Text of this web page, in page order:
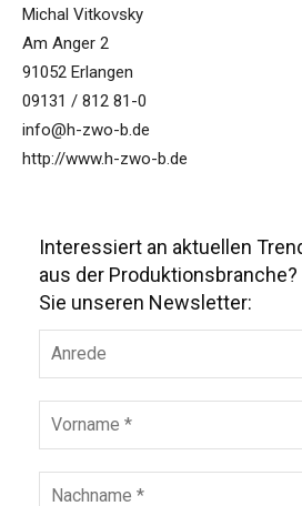
Michal Vitkovsky
Am Anger 2
91052 Erlangen
09131 / 812 81-0
info@h-zwo-b.de
http://www.h-zwo-b.de
Interessiert an aktuellen
aus der Produktionsbranche?
Sie unseren Newsletter: